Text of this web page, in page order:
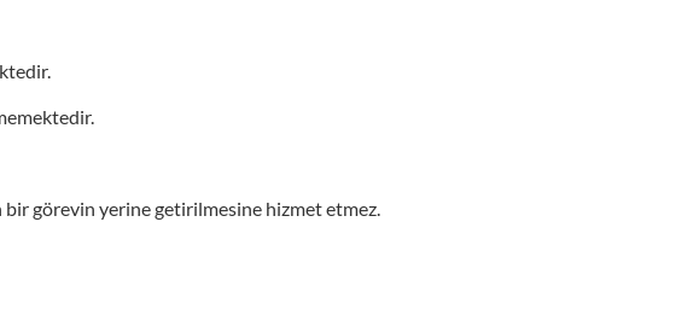
bir görevin yerine getirilmesine hizmet etmez.